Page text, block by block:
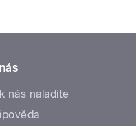
nás naladíte